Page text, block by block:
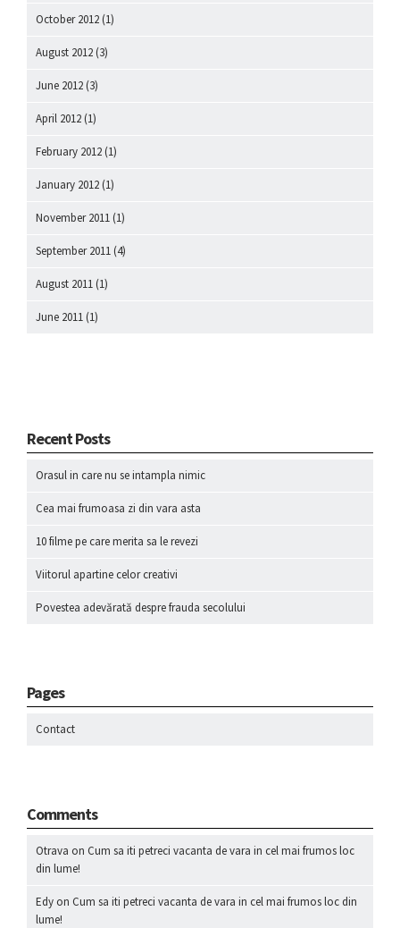
October 2012 (1)
August 2012 (3)
June 2012 (3)
April 2012 (1)
February 2012 (1)
January 2012 (1)
November 2011 (1)
September 2011 (4)
August 2011 (1)
June 2011 (1)
Recent Posts
Orasul in care nu se intampla nimic
Cea mai frumoasa zi din vara asta
10 filme pe care merita sa le revezi
Viitorul apartine celor creativi
Povestea adevărată despre frauda secolului
Pages
Contact
Comments
Otrava on Cum sa iti petreci vacanta de vara in cel mai frumos loc
din lume!
Edy on Cum sa iti petreci vacanta de vara in cel mai frumos loc din
lume!